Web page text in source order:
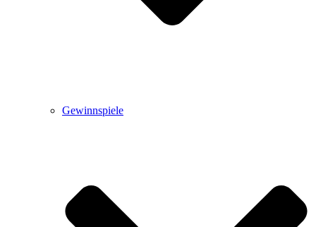
Gewinnspiele